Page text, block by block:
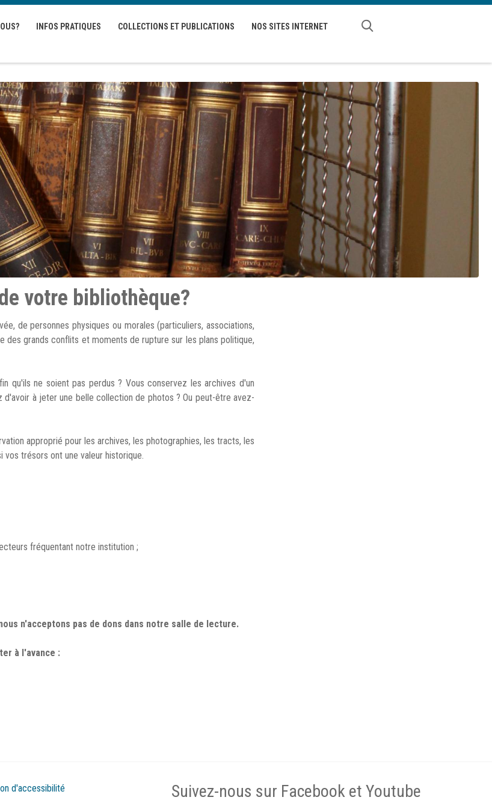
INFOS PRATIQUES COLLECTIONS ET PUBLICATIONS
NOS SITES INTERNET
votre bibliothèque?
de personnes physiques ou morales (particuliers, associations,
grands conflits et moments de rupture sur les plans politique,
qu'ils ne soient pas perdus ? Vous conservez les archives d'un
à jeter une belle collection de photos ? Ou peut-être avez-
approprié pour les archives, les photographies, les tracts, les
trésors ont une valeur historique.
fréquentant notre institution ;
n'acceptons pas de dons dans notre salle de lecture.
à l'avance :
d'accessibilité Suivez-nous sur Facebook et Youtube